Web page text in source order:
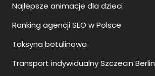
Najlepsze animacje dla dzieci
Ranking agencji SEO w Polsce
Toksyna botulinowa
Transport indywidualny Szczecin Berlin